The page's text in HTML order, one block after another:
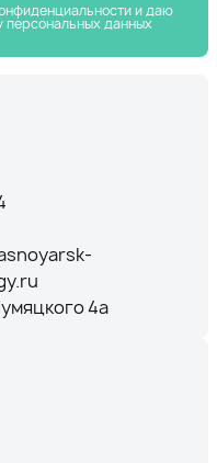
и даю
персональных данных
4а